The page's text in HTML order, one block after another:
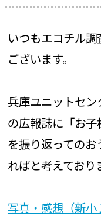
いつもエコチル
ございます。
兵庫ユニットセ
の広報誌に「お
を振り返っての
ればと考えており
写真・感想（新